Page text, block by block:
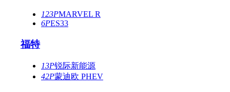
123PMARVEL R
6PES33
福特
13P锐际新能源
42P蒙迪欧 PHEV